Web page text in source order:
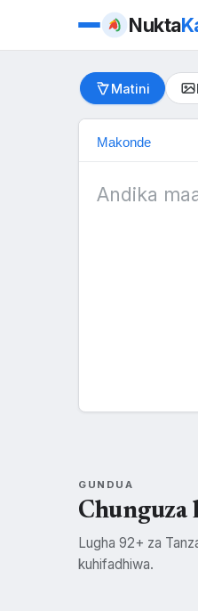
Nukta
Matini
GUNDUA
Chunguza
Lugha 92+ za
kuhifadhiwa.
Swahili